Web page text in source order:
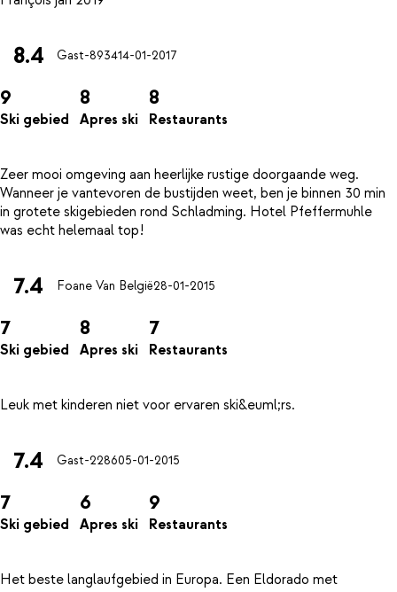
8.4 Gast-893414-01-2017
9
Ski gebied
8
Apres ski
8
Restaurants
Zeer mooi omgeving aan heerlijke rustige doorgaande weg.
Wanneer je vantevoren de bustijden weet, ben je binnen 30 min
in grotete skigebieden rond Schladming. Hotel Pfeffermuhle
7.4 Foane Van België28-01-2015
7
Ski gebied
8
Apres ski
7
Restaurants
7.4 Gast-228605-01-2015
7
Ski gebied
6
Apres ski
9
Restaurants
Het beste langlaufgebied in Europa. Een Eldorado met